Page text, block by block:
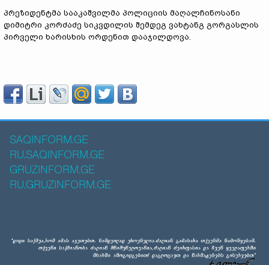
პრეზიდენტმა სააკაშვილმა პოლიციის მაღალჩინოსანი
დიმიტრი კორძაძე სიკვდილის შემდეგ ვახტანგ გორგასლის
პირველი ხარისხის ორდენით დააჯილდოვა.
SAQINFORM.GE
RU.SAQINFORM.GE
GRUZINFORM.GE
RU.GRUZINFORM.GE